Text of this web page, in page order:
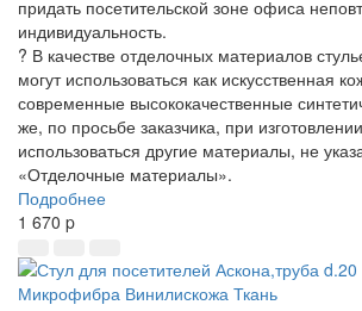
придать посетительской зоне офиса
индивидуальность.
? В качестве отделочных материалов
могут использоваться как искусственная
современные высококачественные
же, по просьбе заказчика, при
использоваться другие материалы, не
«Отделочные материалы».
Подробнее
1 670 p